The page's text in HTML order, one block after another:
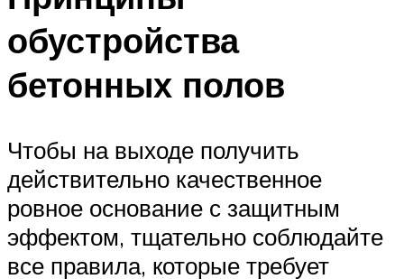
обустройства
бетонных полов
Чтобы на выходе получить
действительно качественное
ровное основание с защитным
эффектом, тщательно соблюдайте
все правила, которые требует